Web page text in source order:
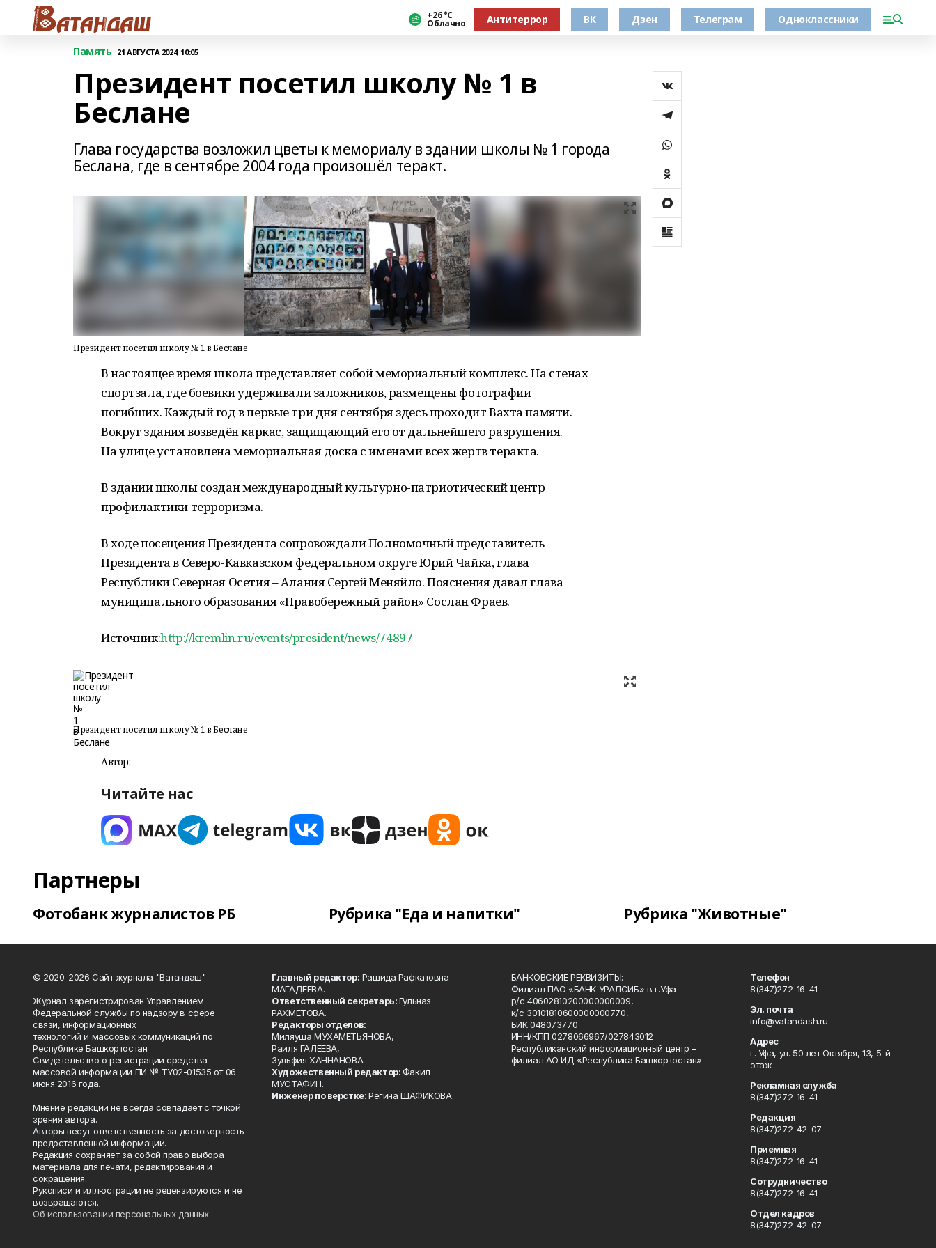
+26 °С
Облачно Антитеррор ВК Дзен Телеграм Одноклассники
Память 21 АВГУСТА 2024, 10:05
Президент посетил школу № 1 в
Беслане
Глава государства возложил цветы к мемориалу в здании школы № 1 города
Беслана, где в сентябре 2004 года произошёл теракт.
Президент посетил школу № 1 в Беслане
В настоящее время школа представляет собой мемориальный комплекс. На стенах
спортзала, где боевики удерживали заложников, размещены фотографии
погибших. Каждый год в первые три дня сентября здесь проходит Вахта памяти.
Вокруг здания возведён каркас, защищающий его от дальнейшего разрушения.
На улице установлена мемориальная доска с именами всех жертв теракта.
В здании школы создан международный культурно-патриотический центр
профилактики терроризма.
В ходе посещения Президента сопровождали Полномочный представитель
Президента в Северо-Кавказском федеральном округе Юрий Чайка, глава
Республики Северная Осетия – Алания Сергей Меняйло. Пояснения давал глава
муниципального образования «Правобережный район» Сослан Фраев.
Источник:http://kremlin.ru/events/president/news/74897
Президент посетил школу № 1 в Беслане
Автор:
Читайте нас
Партнеры
Фотобанк журналистов РБ Рубрика "Еда и напитки" Рубрика "Животные"
© 2020-2026 Сайт журнала "Ватандаш"
Журнал зарегистрирован Управлением
Федеральной службы по надзору в сфере
связи, информационных
технологий и массовых коммуникаций по
Республике Башкортостан.
Свидетельство о регистрации средства
массовой информации ПИ № ТУ02-01535 от 06
июня 2016 года.
Мнение редакции не всегда совпадает с точкой
зрения автора.
Авторы несут ответственность за достоверность
предоставленной информации.
Редакция сохраняет за собой право выбора
материала для печати, редактирования и
сокращения.
Рукописи и иллюстрации не рецензируются и не
возвращаются.
Об использовании персональных данных
Главный редактор: Рашида Рафкатовна
МАГАДЕЕВА.
Ответственный секретарь:Гульназ
РАХМЕТОВА.
Редакторы отделов:
Миляуша МУХАМЕТЬЯНОВА,
Раиля ГАЛЕЕВА,
Зульфия ХАННАНОВА.
Художественный редактор:Факил
МУСТАФИН.
Инженер по верстке:Регина ШАФИКОВА.
БАНКОВСКИЕ РЕКВИЗИТЫ:
Филиал ПАО «БАНК УРАЛСИБ» в г.Уфа
р/с 40602810200000000009,
к/с 30101810600000000770,
БИК 048073770
ИНН/КПП 0278066967/027843012
Республиканский информационный центр –
филиал АО ИД «Республика Башкортостан»
Телефон
8(347)272-16-41
Эл. почта
info@vatandash.ru
Адрес
г. Уфа, ул. 50 лет Октября, 13, 5-й
этаж
Рекламная служба
8(347)272-16-41
Редакция
8(347)272-42-07
Приемная
8(347)272-16-41
Сотрудничество
8(347)272-16-41
Отдел кадров
8(347)272-42-07